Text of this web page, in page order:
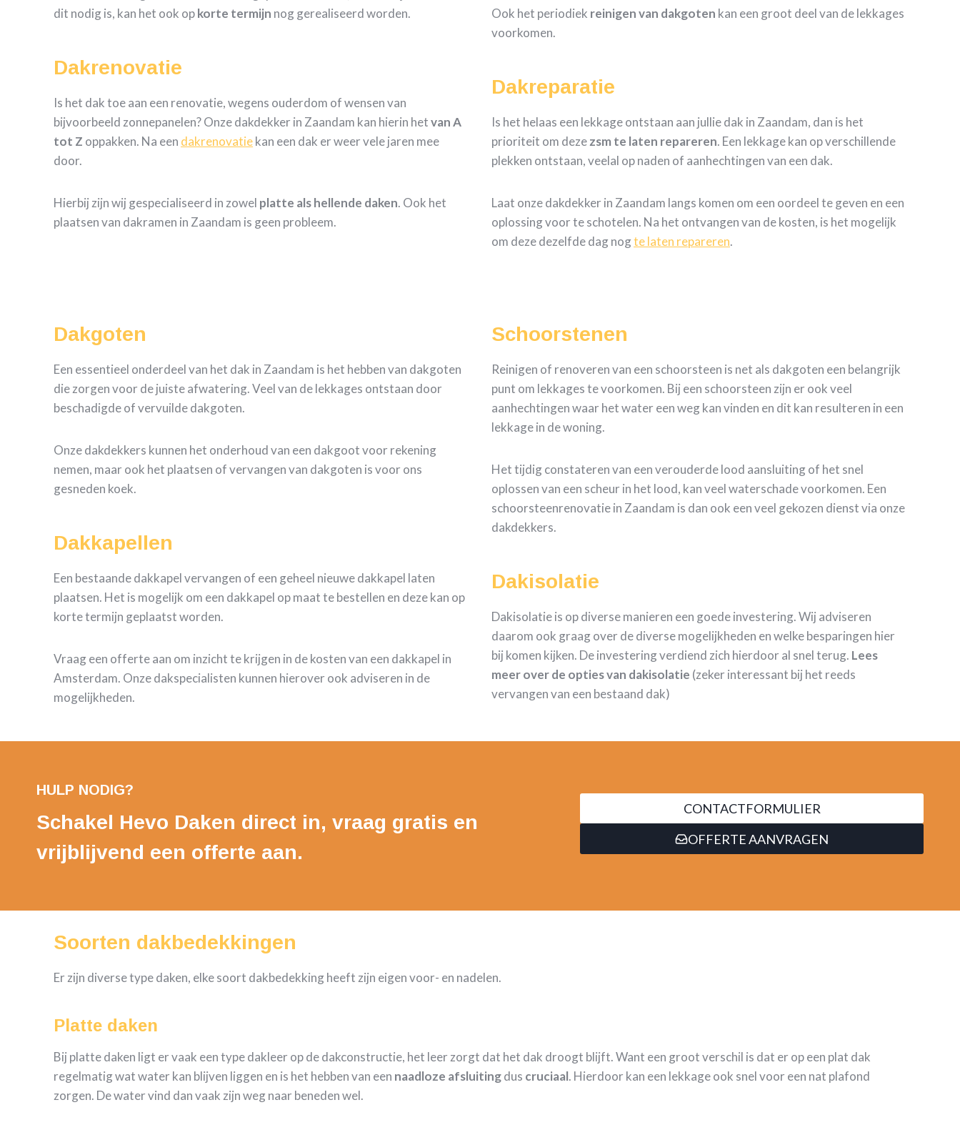
dit nodig is, kan het ook opkorte termijn nog gerealiseerd worden.
Dakrenovatie
Is het dak toe aan een renovatie, wegens ouderdom of wensen van
bijvoorbeeld zonnepanelen? Onze dakdekker in Zaandam kan hierin hetvan A
tot Z oppakken. Na een dakrenovatiekan een dak er weer vele jaren mee
door.
Hierbij zijn wij gespecialiseerd in zowel platte als hellende daken. Ook het
plaatsen van dakramen in Zaandam is geen probleem.
Ook het periodiek reinigen van dakgoten kan een groot deel van de lekkages
voorkomen.
Dakreparatie
Is het helaas een lekkage ontstaan aan jullie dak in Zaandam, dan is het
prioriteit om dezezsm te laten repareren. Een lekkage kan op verschillende
plekken ontstaan, veelal op naden of aanhechtingen van een dak.
Laat onze dakdekker in Zaandam langs komen om een oordeel te geven en een
oplossing voor te schotelen. Na het ontvangen van de kosten, is het mogelijk
om deze dezelfde dag nogte laten repareren.
Dakgoten
Een essentieel onderdeel van het dak in Zaandam is het hebben van dakgoten
die zorgen voor de juiste afwatering. Veel van de lekkages ontstaan door
beschadigde of vervuilde dakgoten.
Onze dakdekkers kunnen het onderhoud van een dakgoot voor rekening
nemen, maar ook het plaatsen of vervangen van dakgoten is voor ons
gesneden koek.
Dakkapellen
Een bestaande dakkapel vervangen of een geheel nieuwe dakkapel laten
plaatsen. Het is mogelijk om een dakkapel op maat te bestellen en deze kan op
korte termijn geplaatst worden.
Vraag een offerte aan om inzicht te krijgen in de kosten van een dakkapel in
Amsterdam. Onze dakspecialisten kunnen hierover ook adviseren in de
mogelijkheden.
Schoorstenen
Reinigen of renoveren van een schoorsteen is net als dakgoten een belangrijk
punt om lekkages te voorkomen. Bij een schoorsteen zijn er ook veel
aanhechtingen waar het water een weg kan vinden en dit kan resulteren in een
lekkage in de woning.
Het tijdig constateren van een verouderde lood aansluiting of het snel
oplossen van een scheur in het lood, kan veel waterschade voorkomen. Een
schoorsteenrenovatie in Zaandam is dan ook een veel gekozen dienst via onze
dakdekkers.
Dakisolatie
Dakisolatie is op diverse manieren een goede investering. Wij adviseren
daarom ook graag over de diverse mogelijkheden en welke besparingen hier
bij komen kijken. De investering verdiend zich hierdoor al snel terug. Lees
meer over de opties van dakisolatie (zeker interessant bij het reeds
vervangen van een bestaand dak)
HULP NODIG?
Schakel Hevo Daken direct in, vraag gratis en
vrijblijvend een offerte aan.
CONTACTFORMULIER
OFFERTE AANVRAGEN
Soorten dakbedekkingen
Er zijn diverse type daken, elke soort dakbedekking heeft zijn eigen voor- en nadelen.
Platte daken
Bij platte daken ligt er vaak een type dakleer op de dakconstructie, het leer zorgt dat het dak droogt blijft. Want een groot verschil is dat er op een plat dak
regelmatig wat water kan blijven liggen en is het hebben van een naadloze afsluitingdus cruciaal. Hierdoor kan een lekkage ook snel voor een nat plafond
zorgen. De water vind dan vaak zijn weg naar beneden wel.